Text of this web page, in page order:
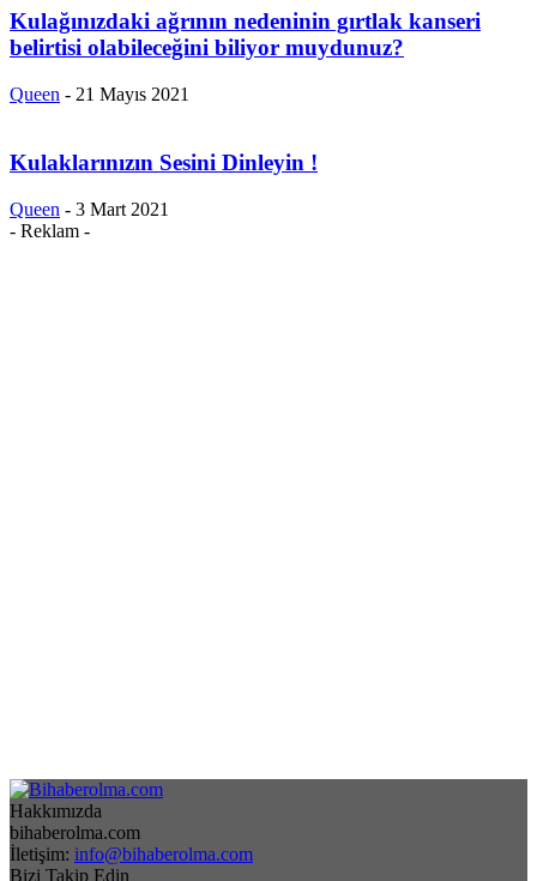
Kulağınızdaki ağrının nedeninin gırtlak kanseri
belirtisi olabileceğini biliyor muydunuz?
Queen - 21 Mayıs 2021
Kulaklarınızın Sesini Dinleyin !
Queen - 3 Mart 2021
- Reklam -
Hakkımızda
bihaberolma.com
İletişim: info@bihaberolma.com
Bizi Takip Edin